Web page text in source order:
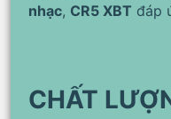
nhạc, CR5 XBT đáp
CHẤT